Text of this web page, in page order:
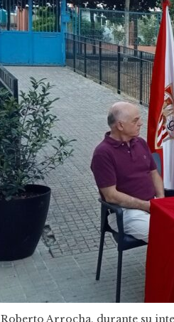
Roberto Arrocha, durante su